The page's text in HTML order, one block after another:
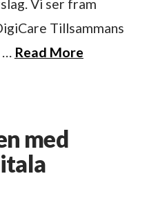
Vi ser fram
Tillsammans
… Read More
med